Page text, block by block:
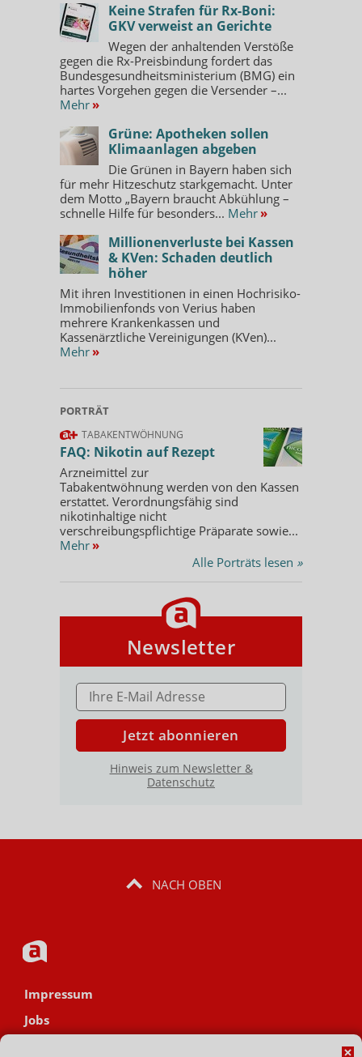
Keine Strafen für Rx-Boni:
GKV verweist an Gerichte
Wegen der anhaltenden Verstöße
gegen die Rx-Preisbindung fordert das
Bundesgesundheitsministerium (BMG) ein
hartes Vorgehen gegen die Versender –...
Mehr »
Grüne: Apotheken sollen
Klimaanlagen abgeben
Die Grünen in Bayern haben sich
für mehr Hitzeschutz starkgemacht. Unter
dem Motto „Bayern braucht Abkühlung –
schnelle Hilfe für besonders... Mehr »
Millionenverluste bei Kassen
& KVen: Schaden deutlich
höher
Mit ihren Investitionen in einen Hochrisiko-
Immobilienfonds von Verius haben
mehrere Krankenkassen und
Kassenärztliche Vereinigungen (KVen)...
Mehr »
PORTRÄT
TABAKENTWÖHNUNG
FAQ: Nikotin auf Rezept
Arzneimittel zur
Tabakentwöhnung werden von den Kassen
erstattet. Verordnungsfähig sind
nikotinhaltige nicht
verschreibungspflichtige Präparate sowie...
Mehr »
Alle Porträts lesen »
Newsletter
E-MAIL ADRESSE
Jetzt abonnieren
Hinweis zum Newsletter &
Datenschutz
NACH OBEN
Impressum
Jobs